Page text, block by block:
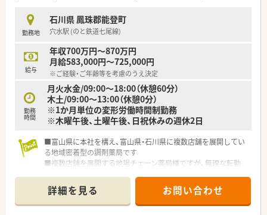
【法人特徴について】
■北陸エリアを中心に店舗を展開しており地域密着型の調剤薬
局として高い信頼を得ています。
■単なる調剤にとどまらず街の健康拠点として地域住民の健康
を総合的に支援する役割を担います。
■災害時にはオンライン服薬指導システムを迅速に設置するな
ど積極的な医療支援を実施しました。
勤務地
石川県 鳳珠郡能登町
穴水駅 (のと鉄道七尾線)
給与
年収700万円～870万円
月給583,000円～725,000円
※ご経験・ご年齢等を考慮のうえ決定
勤務
時間
月火水金/09:00～18:00（休憩60分）
木土/09:00～13:00（休憩0分）
※1か月単位の変形労働時間制勤務
※木曜午後、土曜午後、日祝休みの週休2日
■富山県に本社を構え、富山県・石川県に複数店舗を展開してい
る地域密着型の調剤薬局です
■複数店舗を展開する地場チェーン薬局様ですが、無理な転勤
にもお勧めです！
■社内合同研修会や学会・学術講演会への参加助成、認定薬剤師
詳細を見る お問い合わせ